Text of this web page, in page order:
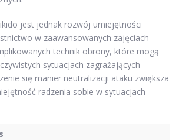
jest jednak rozwój umiejętności
w zaawansowanych zajęciach
technik obrony, które mogą
sytuacjach zagrażających
się manier neutralizacji ataku zwiększa
radzenia sobie w sytuacjach